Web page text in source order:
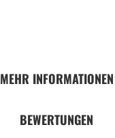
MEHR INFORMATIONEN
BEWERTUNGEN